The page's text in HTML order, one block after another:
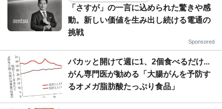
「さすが」の一言に込められた驚きや感
動。新しい価値を生み出し続ける電通の
挑戦
Sponsored
パカッと開けて週に1、2個食べるだけ...
がん専門医が勧める「大腸がんを予防す
るオメガ脂肪酸たっぷり食品」